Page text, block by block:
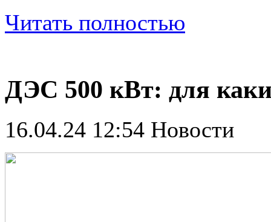
Читать полностью
ДЭС 500 кВт: для
16.04.24 12:54 Новости